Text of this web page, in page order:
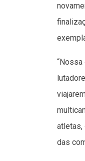
atletas,
das